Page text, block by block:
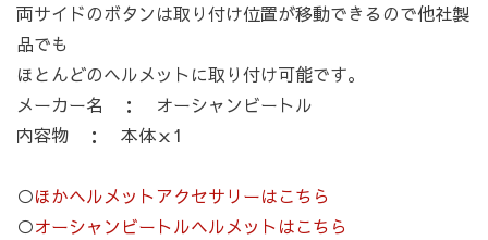
両サイドのボタンは取り付け位置が移動できるので他社製
品でも
ほとんどのヘルメットに取り付け可能です。
メーカー名 ： オーシャンビートル
内容物 ： 本体ｘ1
○ほかヘルメットアクセサリーはこちら
○オーシャンビートルヘルメットはこちら